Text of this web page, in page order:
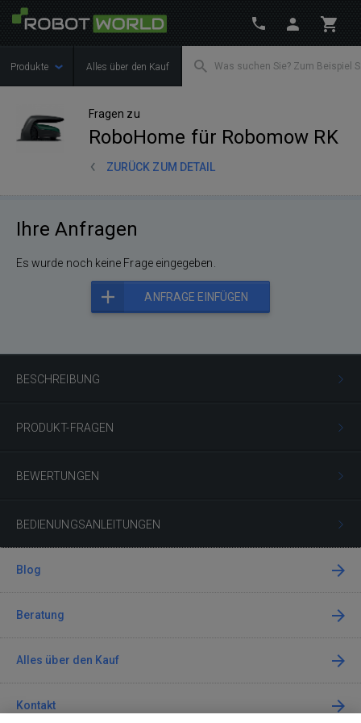
Produkte Alles über den Kauf
Fragen zu
RoboHome für Robomow RK
ZURÜCK ZUM DETAIL
BESCHREIBUNG
PRODUKT-FRAGEN
BEWERTUNGEN
BEDIENUNGSANLEITUNGEN
Ihre Anfragen
Es wurde noch keine Frage eingegeben.
ANFRAGE EINFÜGEN
Blog
Beratung
Alles über den Kauf
Kontakt